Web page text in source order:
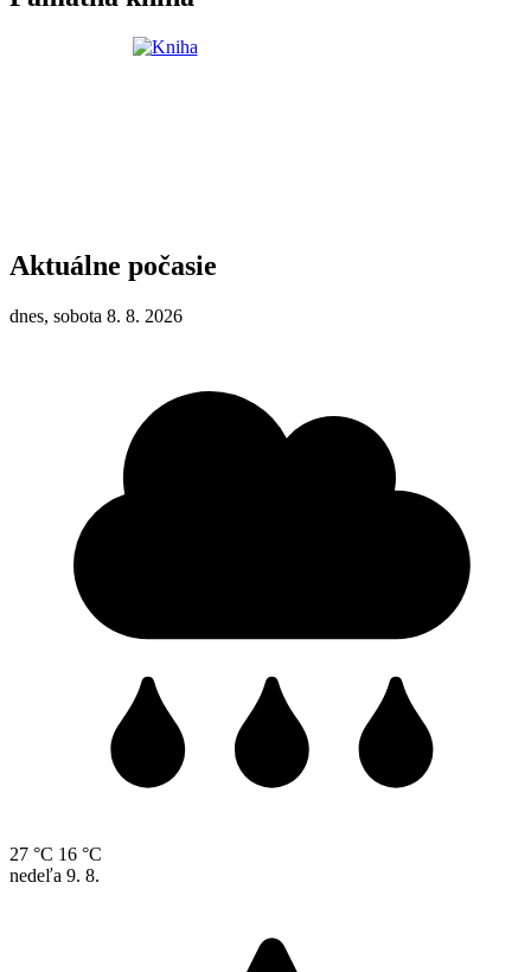
Aktuálne počasie
dnes, sobota 8. 8. 2026
27 °C 16 °C
nedeľa 9. 8.